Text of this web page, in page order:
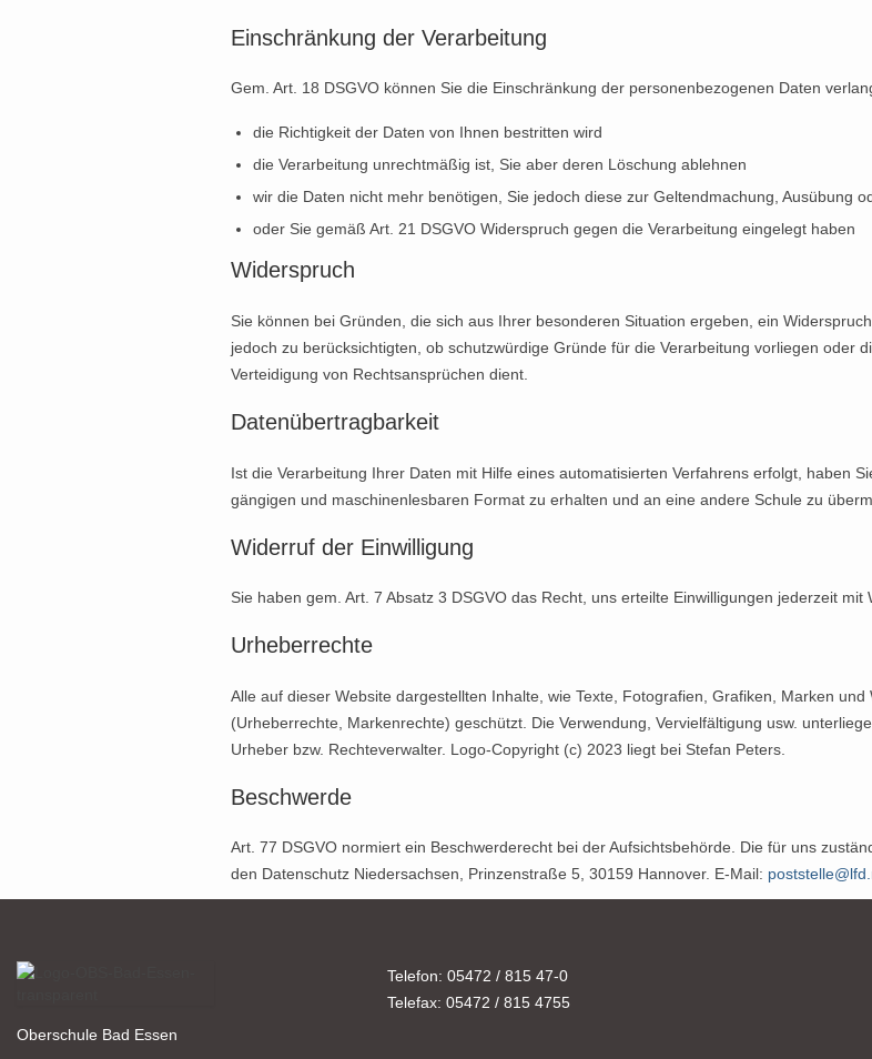
Einschränkung der Verarbeitung
Gem. Art. 18 DSGVO können Sie die Einschränkung der personenbezogenen Daten
die Richtigkeit der Daten von Ihnen bestritten wird
die Verarbeitung unrechtmäßig ist, Sie aber deren Löschung ablehnen
wir die Daten nicht mehr benötigen, Sie jedoch diese zur Geltendmachung, Ausübung
oder Sie gemäß Art. 21 DSGVO Widerspruch gegen die Verarbeitung eingelegt haben
Widerspruch
Sie können bei Gründen, die sich aus Ihrer besonderen Situation ergeben, ein
jedoch zu berücksichtigten, ob schutzwürdige Gründe für die Verarbeitung vorliegen oder
Verteidigung von Rechtsansprüchen dient.
Datenübertragbarkeit
Ist die Verarbeitung Ihrer Daten mit Hilfe eines automatisierten Verfahrens erfolgt, haben
gängigen und maschinenlesbaren Format zu erhalten und an eine andere Schule zu
Widerruf der Einwilligung
Sie haben gem. Art. 7 Absatz 3 DSGVO das Recht, uns erteilte Einwilligungen jederzeit mit
Urheberrechte
Alle auf dieser Website dargestellten Inhalte, wie Texte, Fotografien, Grafiken, Marken
(Urheberrechte, Markenrechte) geschützt. Die Verwendung, Vervielfältigung usw.
Urheber bzw. Rechteverwalter. Logo-Copyright (c) 2023 liegt bei Stefan Peters.
Beschwerde
Art. 77 DSGVO normiert ein Beschwerderecht bei der Aufsichtsbehörde. Die für uns
den Datenschutz Niedersachsen, Prinzenstraße 5, 30159 Hannover. E-Mail:
Oberschule Bad Essen
Telefon: 05472 / 815 47-0
Telefax: 05472 / 815 4755